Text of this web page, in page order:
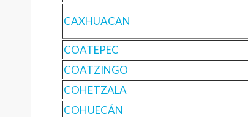
CAXHUACAN
COATEPEC
COATZINGO
COHETZALA
COHUECÁN